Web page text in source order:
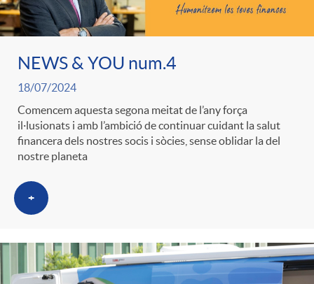
NEWS & YOU num.4
18/07/2024
Comencem aquesta segona meitat de l’any força
il·lusionats i amb l’ambició de continuar cuidant la salut
financera dels nostres socis i sòcies, sense oblidar la del
nostre planeta
+